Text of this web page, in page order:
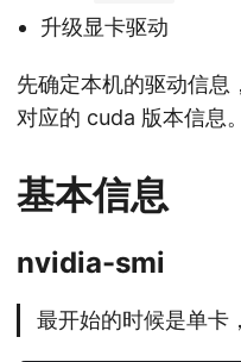
升级显卡驱动
先确定本机的驱动信
对应的 cuda 版本信息。
基本信息
nvidia-smi
最开始的时候是单卡